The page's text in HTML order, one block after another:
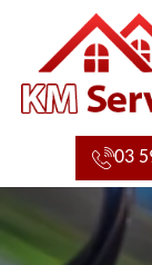
03